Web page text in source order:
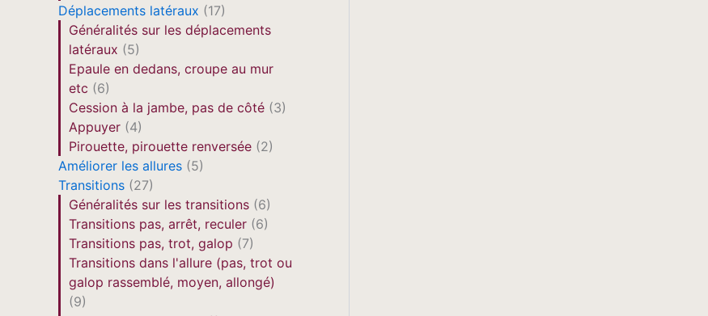
Déplacements latéraux (17)
Généralités sur les déplacements
latéraux (5)
Epaule en dedans, croupe au mur
etc (6)
Cession à la jambe, pas de côté (3)
Appuyer (4)
Pirouette, pirouette renversée (2)
Améliorer les allures (5)
Transitions (27)
Généralités sur les transitions (6)
Transitions pas, arrêt, reculer (6)
Transitions pas, trot, galop (7)
Transitions dans l'allure (pas, trot ou
galop rassemblé, moyen, allongé)
(9)